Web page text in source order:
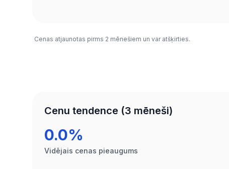
Cenas atjaunotas pirms 2 mēnešiem un var atšķirties.
Cenu tendence (3 mēneši)
0.0%
Vidējais cenas pieaugums